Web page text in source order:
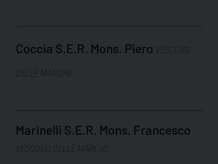
Coccia S.E.R. Mons. Piero
Marinelli S.E.R. Mons. Francesco